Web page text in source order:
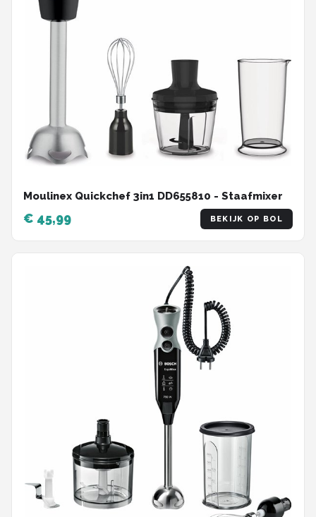
Moulinex Quickchef 3in1 DD655810 - Staafmixer
€ 45,99 BEKIJK OP BOL